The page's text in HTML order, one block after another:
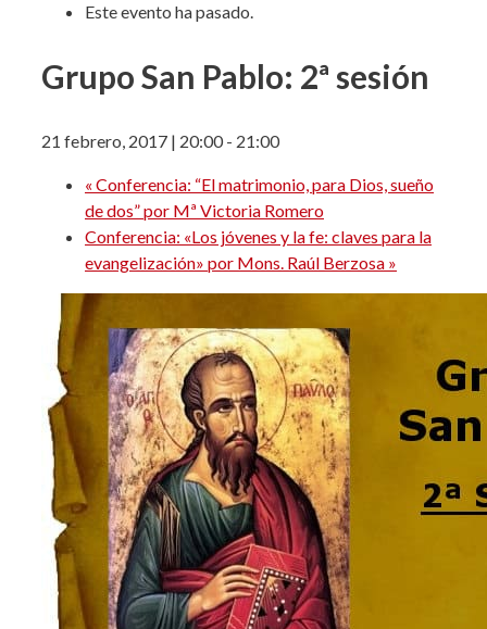
Este evento ha pasado.
Grupo San Pablo: 2ª sesión
21 febrero, 2017 | 20:00- 21:00
« Conferencia: “El matrimonio, para Dios, sueño
de dos” por Mª Victoria Romero
Conferencia: «Los jóvenes y la fe: claves para la
evangelización» por Mons. Raúl Berzosa »